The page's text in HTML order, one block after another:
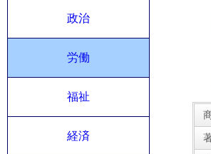
政治
労働
福祉
経済